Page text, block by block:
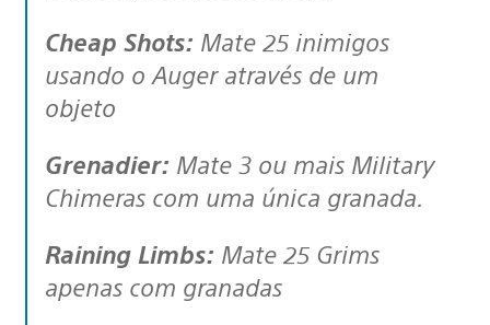
Cheap Shots: Mate 25 inimigos
usando o Auger através de um
objeto
Grenadier: Mate 3 ou mais Military
Chimeras com uma única granada.
Raining Limbs: Mate 25 Grims
apenas com granadas